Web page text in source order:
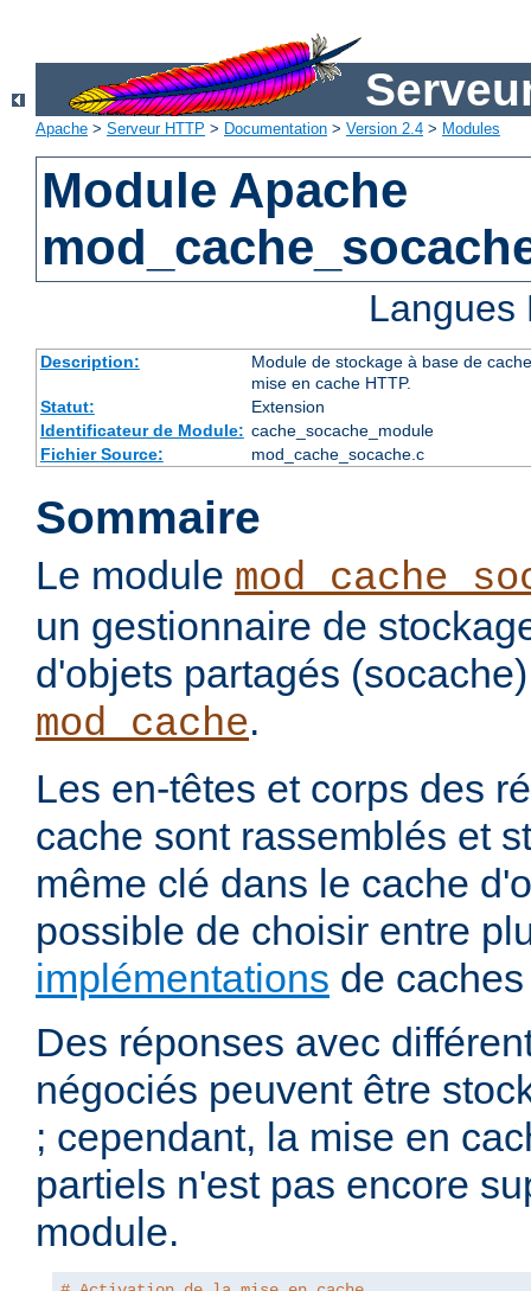
Apache > Serveur HTTP > Documentation > Version 2.4 > Modules
Module Apache
Description:
Module de stockage à base de
mise en cache HTTP.
Statut:
Extension
Identificateur de Module: cache_socache_module
Fichier Source:
mod_cache_socache.c
Sommaire
Le module
un gestionnaire de
d'objets partagés
mod_cache.
Les en-têtes et corps des
cache sont rassemblés et
même clé dans le cache
possible de choisir entre
implémentations de
Des réponses avec
négociés peuvent être
; cependant, la mise en
partiels n'est pas encore
module.